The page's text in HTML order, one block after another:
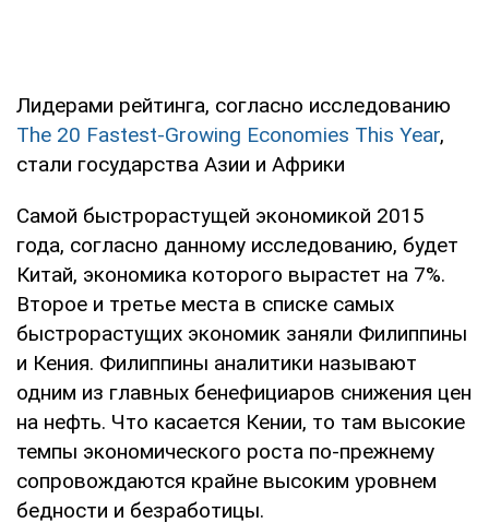
Лидерами рейтинга, согласно исследованию
The 20 Fastest-Growing Economies This Year,
стали государства Азии и Африки
Самой быстрорастущей экономикой 2015
года, согласно данному исследованию, будет
Китай, экономика которого вырастет на 7%.
Второе и третье места в списке самых
быстрорастущих экономик заняли Филиппины
и Кения. Филиппины аналитики называют
одним из главных бенефициаров снижения цен
на нефть. Что касается Кении, то там высокие
темпы экономического роста по-прежнему
сопровождаются крайне высоким уровнем
бедности и безработицы.